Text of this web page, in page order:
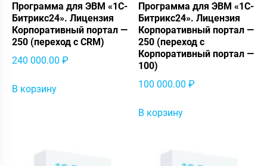
Программа для ЭВМ «1С-
Битрикс24». Лицензия
Корпоративный портал —
250 (переход с CRM)
240 000.00 ₽
В корзину
Программа для ЭВМ «1С-
Битрикс24». Лицензия
Корпоративный портал —
250 (переход с
Корпоративный портал —
100)
100 000.00₽
В корзину